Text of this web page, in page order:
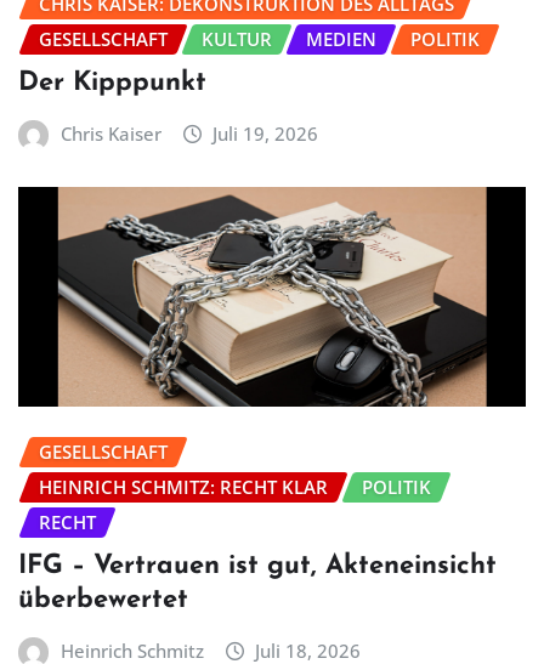
GESELLSCHAFT
KULTUR MEDIEN POLITIK
Der Kipppunkt
Chris Kaiser Juli 19, 2026
GESELLSCHAFT
HEINRICH SCHMITZ: RECHT KLAR
POLITIK
RECHT
IFG – Vertrauen ist gut, Akteneinsicht
überbewertet
Heinrich Schmitz Juli 18, 2026